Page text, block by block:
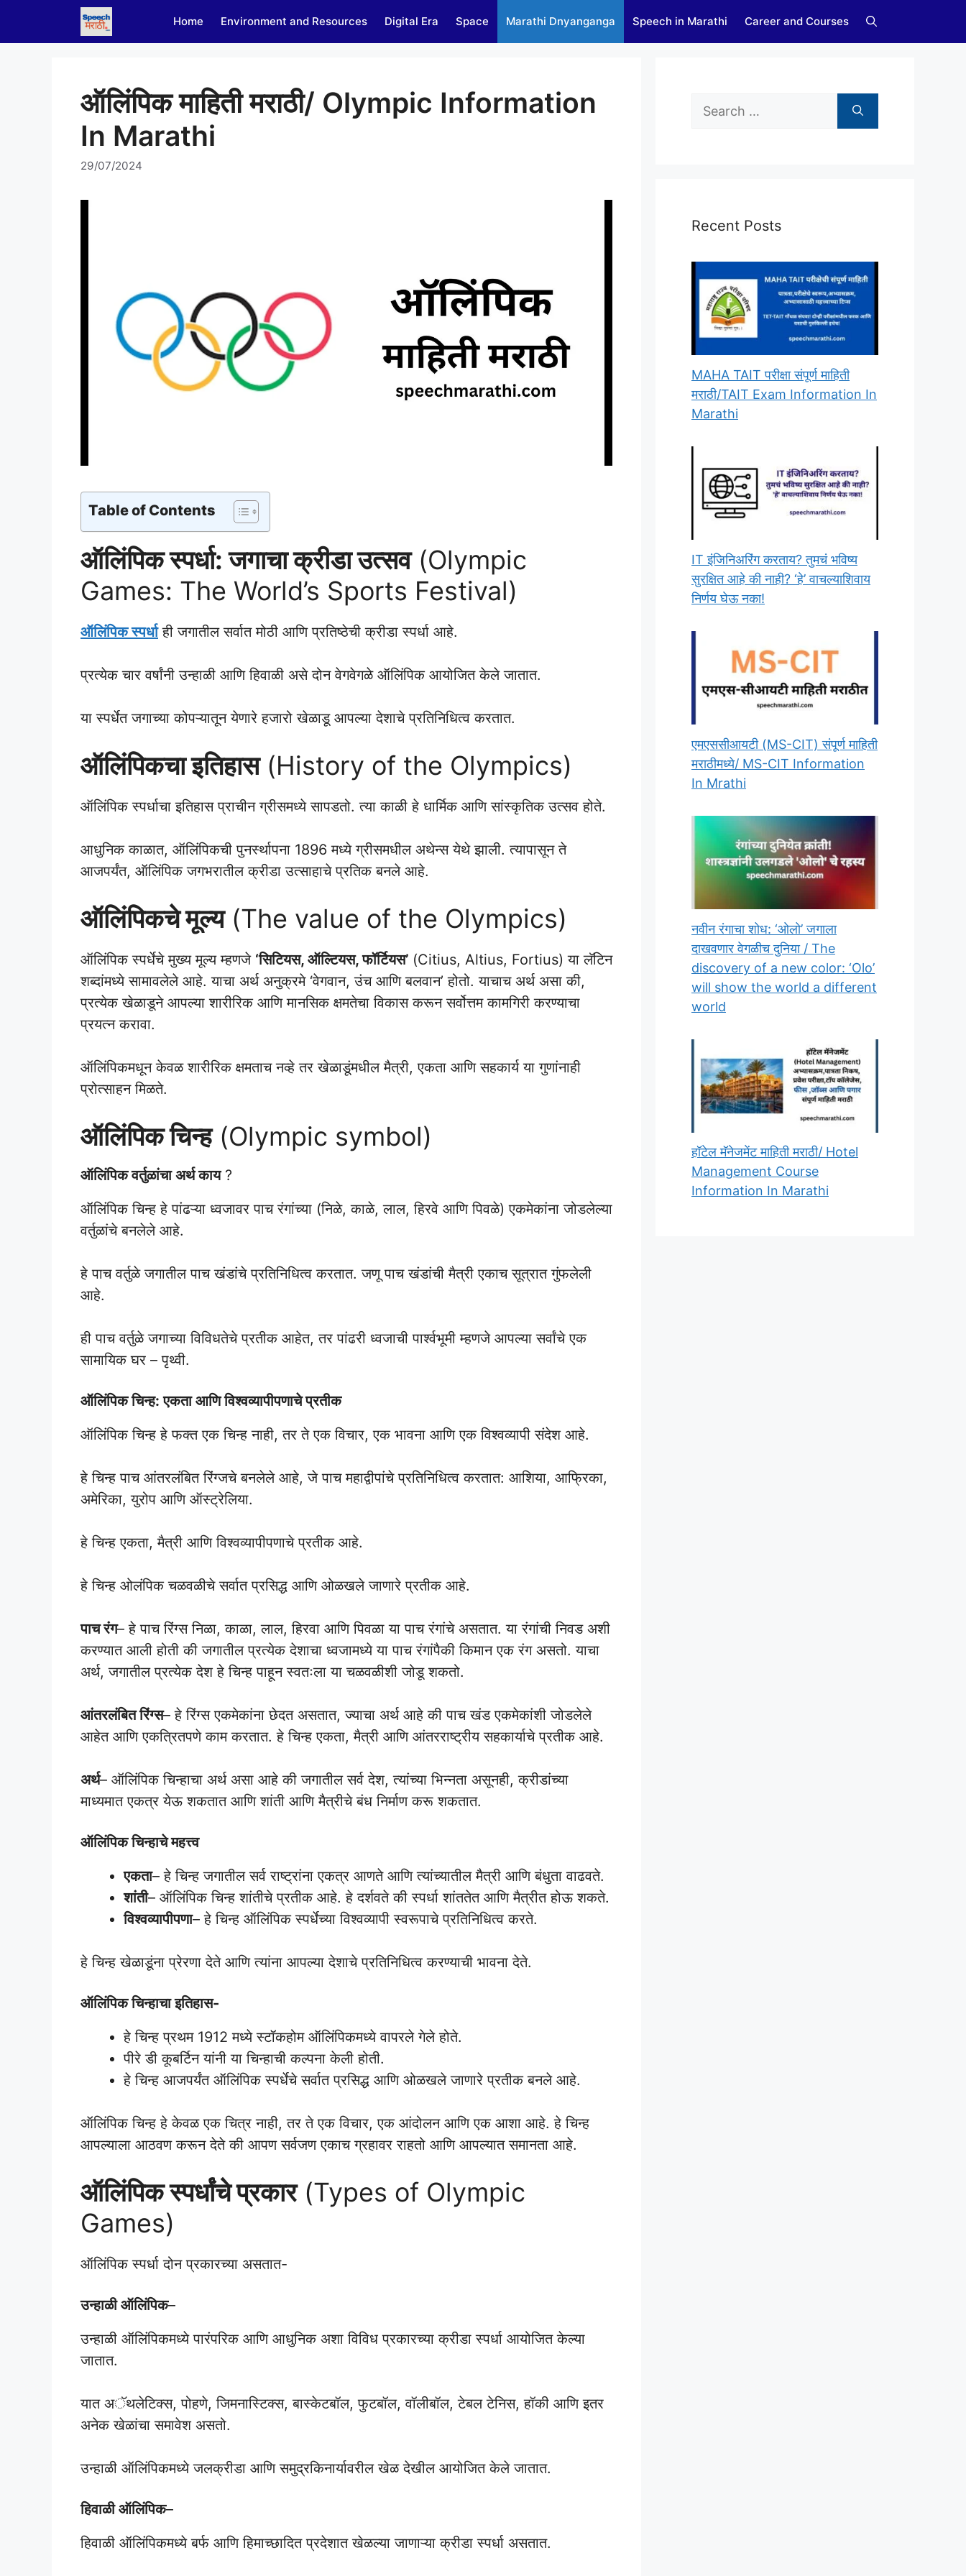
content
Home Environment and Resources Digital Era Space Marathi Dnyanganga Speech in Marathi Career and Courses
ऑलिंपिक माहिती मराठी/ Olympic Information
In Marathi
29/07/2024
Table of Contents
ऑलिंपिक स्पर्धा: जगाचा क्रीडा उत्सव(Olympic
Games: The World’s Sports Festival)
ऑलिंपिक स्पर्धाही जगातील सर्वात मोठी आणि प्रतिष्ठेची क्रीडा स्पर्धा आहे.
प्रत्येक चार वर्षांनी उन्हाळी आणि हिवाळी असे दोन वेगवेगळे ऑलिंपिक आयोजित केले जातात.
या स्पर्धेत जगाच्या कोपऱ्यातून येणारे हजारो खेळाडू आपल्या देशाचे प्रतिनिधित्व करतात.
ऑलिंपिकचा इतिहास(History of the Olympics)
ऑलिंपिक स्पर्धाचा इतिहास प्राचीन ग्रीसमध्ये सापडतो. त्या काळी हे धार्मिक आणि सांस्कृतिक उत्सव होते.
आधुनिक काळात, ऑलिंपिकची पुनर्स्थापना 1896 मध्ये ग्रीसमधील अथेन्स येथे झाली. त्यापासून ते
आजपर्यंत, ऑलिंपिक जगभरातील क्रीडा उत्साहाचे प्रतिक बनले आहे.
ऑलिंपिकचे मूल्य(The value of the Olympics)
ऑलिंपिक स्पर्धेचे मुख्य मूल्य म्हणजे ‘सिटियस, ऑल्टियस, फॉर्टियस’ (Citius, Altius, Fortius) या लॅटिन
शब्दांमध्ये सामावलेले आहे. याचा अर्थ अनुक्रमे ‘वेगवान, उंच आणि बलवान’ होतो. याचाच अर्थ असा की,
प्रत्येक खेळाडूने आपल्या शारीरिक आणि मानसिक क्षमतेचा विकास करून सर्वोत्तम कामगिरी करण्याचा
प्रयत्न करावा.
ऑलिंपिकमधून केवळ शारीरिक क्षमताच नव्हे तर खेळाडूंमधील मैत्री, एकता आणि सहकार्य या गुणांनाही
प्रोत्साहन मिळते.
ऑलिंपिक चिन्ह(Olympic symbol)
ऑलिंपिक वर्तुळांचा अर्थ काय?
ऑलिंपिक चिन्ह हे पांढऱ्या ध्वजावर पाच रंगांच्या (निळे, काळे, लाल, हिरवे आणि पिवळे) एकमेकांना जोडलेल्या
वर्तुळांचे बनलेले आहे.
हे पाच वर्तुळे जगातील पाच खंडांचे प्रतिनिधित्व करतात. जणू पाच खंडांची मैत्री एकाच सूत्रात गुंफलेली
आहे.
ही पाच वर्तुळे जगाच्या विविधतेचे प्रतीक आहेत, तर पांढरी ध्वजाची पार्श्वभूमी म्हणजे आपल्या सर्वांचे एक
सामायिक घर – पृथ्वी.
ऑलिंपिक चिन्ह: एकता आणि विश्वव्यापीपणाचे प्रतीक
ऑलिंपिक चिन्ह हे फक्त एक चिन्ह नाही, तर ते एक विचार, एक भावना आणि एक विश्वव्यापी संदेश आहे.
हे चिन्ह पाच आंतरलंबित रिंग्जचे बनलेले आहे, जे पाच महाद्वीपांचे प्रतिनिधित्व करतात: आशिया, आफ्रिका,
अमेरिका, युरोप आणि ऑस्ट्रेलिया.
हे चिन्ह एकता, मैत्री आणि विश्वव्यापीपणाचे प्रतीक आहे.
हे चिन्ह ओलंपिक चळवळीचे सर्वात प्रसिद्ध आणि ओळखले जाणारे प्रतीक आहे.
पाच रंग– हे पाच रिंग्स निळा, काळा, लाल, हिरवा आणि पिवळा या पाच रंगांचे असतात. या रंगांची निवड अशी
करण्यात आली होती की जगातील प्रत्येक देशाचा ध्वजामध्ये या पाच रंगांपैकी किमान एक रंग असतो. याचा
अर्थ, जगातील प्रत्येक देश हे चिन्ह पाहून स्वतःला या चळवळीशी जोडू शकतो.
आंतरलंबित रिंग्स– हे रिंग्स एकमेकांना छेदत असतात, ज्याचा अर्थ आहे की पाच खंड एकमेकांशी जोडलेले
आहेत आणि एकत्रितपणे काम करतात. हे चिन्ह एकता, मैत्री आणि आंतरराष्ट्रीय सहकार्याचे प्रतीक आहे.
अर्थ– ऑलिंपिक चिन्हाचा अर्थ असा आहे की जगातील सर्व देश, त्यांच्या भिन्नता असूनही, क्रीडांच्या
माध्यमात एकत्र येऊ शकतात आणि शांती आणि मैत्रीचे बंध निर्माण करू शकतात.
ऑलिंपिक चिन्हाचे महत्त्व
एकता– हे चिन्ह जगातील सर्व राष्ट्रांना एकत्र आणते आणि त्यांच्यातील मैत्री आणि बंधुता वाढवते.
शांती– ऑलिंपिक चिन्ह शांतीचे प्रतीक आहे. हे दर्शवते की स्पर्धा शांततेत आणि मैत्रीत होऊ शकते.
विश्वव्यापीपणा– हे चिन्ह ऑलिंपिक स्पर्धेच्या विश्वव्यापी स्वरूपाचे प्रतिनिधित्व करते.
हे चिन्ह खेळाडूंना प्रेरणा देते आणि त्यांना आपल्या देशाचे प्रतिनिधित्व करण्याची भावना देते.
ऑलिंपिक चिन्हाचा इतिहास-
हे चिन्ह प्रथम 1912 मध्ये स्टॉकहोम ऑलिंपिकमध्ये वापरले गेले होते.
पीरे डी कूबर्टिन यांनी या चिन्हाची कल्पना केली होती.
हे चिन्ह आजपर्यंत ऑलिंपिक स्पर्धेचे सर्वात प्रसिद्ध आणि ओळखले जाणारे प्रतीक बनले आहे.
ऑलिंपिक चिन्ह हे केवळ एक चित्र नाही, तर ते एक विचार, एक आंदोलन आणि एक आशा आहे. हे चिन्ह
आपल्याला आठवण करून देते की आपण सर्वजण एकाच ग्रहावर राहतो आणि आपल्यात समानता आहे.
ऑलिंपिक स्पर्धांचे प्रकार(Types of Olympic
Games)
ऑलिंपिक स्पर्धा दोन प्रकारच्या असतात-
उन्हाळी ऑलिंपिक–
उन्हाळी ऑलिंपिकमध्ये पारंपरिक आणि आधुनिक अशा विविध प्रकारच्या क्रीडा स्पर्धा आयोजित केल्या
जातात.
यात अॅथलेटिक्स, पोहणे, जिमनास्टिक्स, बास्केटबॉल, फुटबॉल, वॉलीबॉल, टेबल टेनिस, हॉकी आणि इतर
अनेक खेळांचा समावेश असतो.
उन्हाळी ऑलिंपिकमध्ये जलक्रीडा आणि समुद्रकिनार्यावरील खेळ देखील आयोजित केले जातात.
हिवाळी ऑलिंपिक–
हिवाळी ऑलिंपिकमध्ये बर्फ आणि हिमाच्छादित प्रदेशात खेळल्या जाणाऱ्या क्रीडा स्पर्धा असतात.
Search
Recent Posts
MAHA TAIT परीक्षा संपूर्ण माहिती
मराठी/TAIT Exam Information In
Marathi
IT इंजिनिअरिंग करताय? तुमचं भविष्य
सुरक्षित आहे की नाही? ‘हे’ वाचल्याशिवाय
निर्णय घेऊ नका!
एमएससीआयटी (MS-CIT) संपूर्ण माहिती
मराठीमध्ये/ MS-CIT Information
In Mrathi
नवीन रंगाचा शोध: ‘ओलो’ जगाला
दाखवणार वेगळीच दुनिया / The
discovery of a new color: ‘Olo’
will show the world a different
world
हॉटेल मॅनेजमेंट माहिती मराठी/ Hotel
Management Course
Information In Marathi